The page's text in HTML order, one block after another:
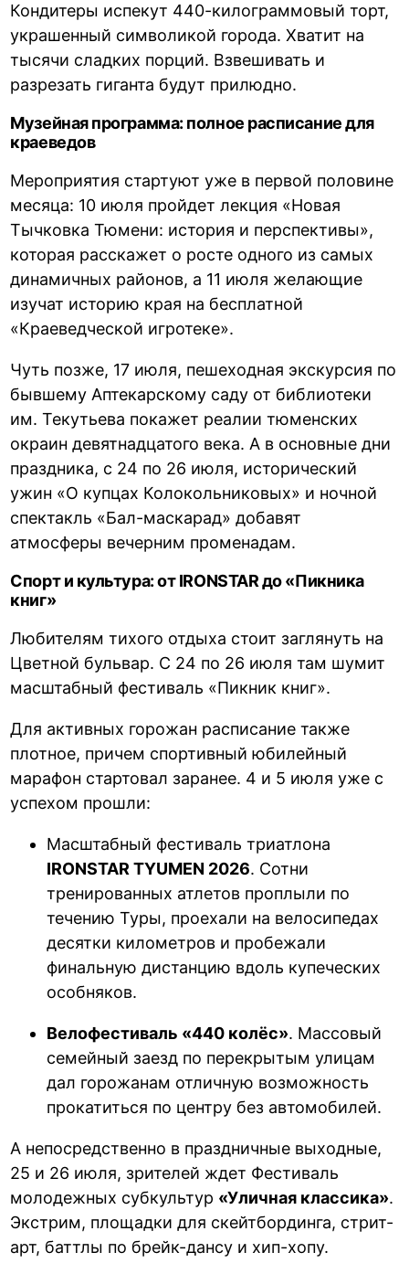
Кондитеры испекут 440-килограммовый торт,
украшенный символикой города. Хватит на
тысячи сладких порций. Взвешивать и
разрезать гиганта будут прилюдно.
Музейная программа: полное расписание для
краеведов
Мероприятия стартуют уже в первой половине
месяца: 10 июля пройдет лекция «Новая
Тычковка Тюмени: история и перспективы»,
которая расскажет о росте одного из самых
динамичных районов, а 11 июля желающие
изучат историю края на бесплатной
«Краеведческой игротеке».
Чуть позже, 17 июля, пешеходная экскурсия по
бывшему Аптекарскому саду от библиотеки
им. Текутьева покажет реалии тюменских
окраин девятнадцатого века. А в основные дни
праздника, с 24 по 26 июля, исторический
ужин «О купцах Колокольниковых» и ночной
спектакль «Бал-маскарад» добавят
атмосферы вечерним променадам.
Спорт и культура: от IRONSTAR до «Пикника
книг»
Любителям тихого отдыха стоит заглянуть на
Цветной бульвар. С 24 по 26 июля там шумит
масштабный фестиваль «Пикник книг».
Для активных горожан расписание также
плотное, причем спортивный юбилейный
марафон стартовал заранее. 4 и 5 июля уже с
успехом прошли:
Масштабный фестиваль триатлона
IRONSTAR TYUMEN 2026. Сотни
тренированных атлетов проплыли по
течению Туры, проехали на велосипедах
десятки километров и пробежали
финальную дистанцию вдоль купеческих
особняков.
Велофестиваль «440 колёс». Массовый
семейный заезд по перекрытым улицам
дал горожанам отличную возможность
прокатиться по центру без автомобилей.
А непосредственно в праздничные выходные,
25 и 26 июля, зрителей ждет Фестиваль
молодежных субкультур «Уличная классика».
Экстрим, площадки для скейтбординга, стрит-
арт, баттлы по брейк-дансу и хип-хопу.